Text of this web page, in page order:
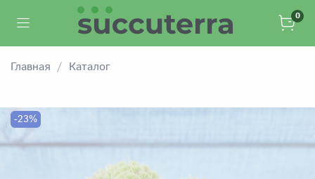
0
Главная Каталог
-23%